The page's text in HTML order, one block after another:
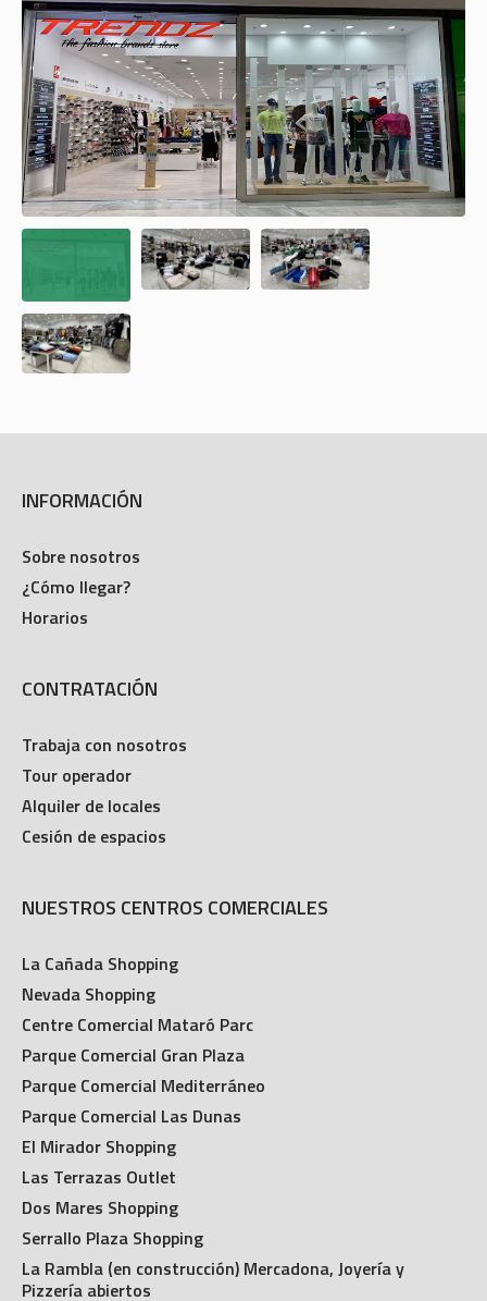
INFORMACIÓN
Sobre nosotros
¿Cómo llegar?
Horarios
CONTRATACIÓN
Trabaja con nosotros
Tour operador
Alquiler de locales
Cesión de espacios
NUESTROS CENTROS COMERCIALES
La Cañada Shopping
Nevada Shopping
Centre Comercial Mataró Parc
Parque Comercial Gran Plaza
Parque Comercial Mediterráneo
Parque Comercial Las Dunas
El Mirador Shopping
Las Terrazas Outlet
Dos Mares Shopping
Serrallo Plaza Shopping
La Rambla (en construcción) Mercadona, Joyería y
Pizzería abiertos